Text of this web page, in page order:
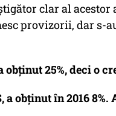
clar al acestor
provizorii, dar s-
obținut 25%, deci o
obținut în 2016 8%.